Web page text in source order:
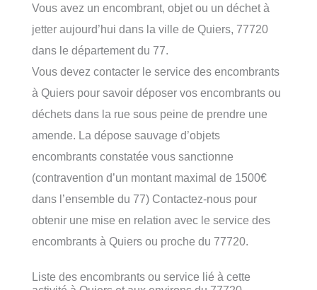
Vous avez un encombrant, objet ou un déchet à
jetter aujourd’hui dans la ville de Quiers, 77720
dans le département du 77.
Vous devez contacter le service des encombrants
à Quiers pour savoir déposer vos encombrants ou
déchets dans la rue sous peine de prendre une
amende. La dépose sauvage d’objets
encombrants constatée vous sanctionne
(contravention d’un montant maximal de 1500€
dans l’ensemble du 77) Contactez-nous pour
obtenir une mise en relation avec le service des
encombrants à Quiers ou proche du 77720.
Liste des encombrants ou service lié à cette